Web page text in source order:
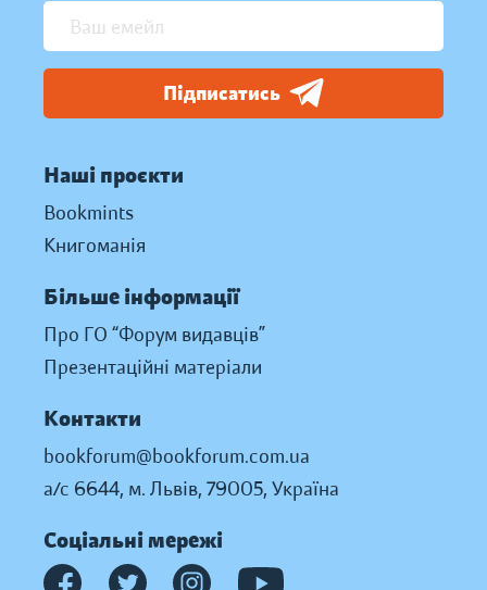
Підписатись
Наші проєкти
Bookmints
Книгоманія
Більше інформації
Про ГО “Форум видавців”
Презентаційні матеріали
Контакти
bookforum@bookforum.com.ua
а/с 6644, м. Львів, 79005, Україна
Соціальні мережі